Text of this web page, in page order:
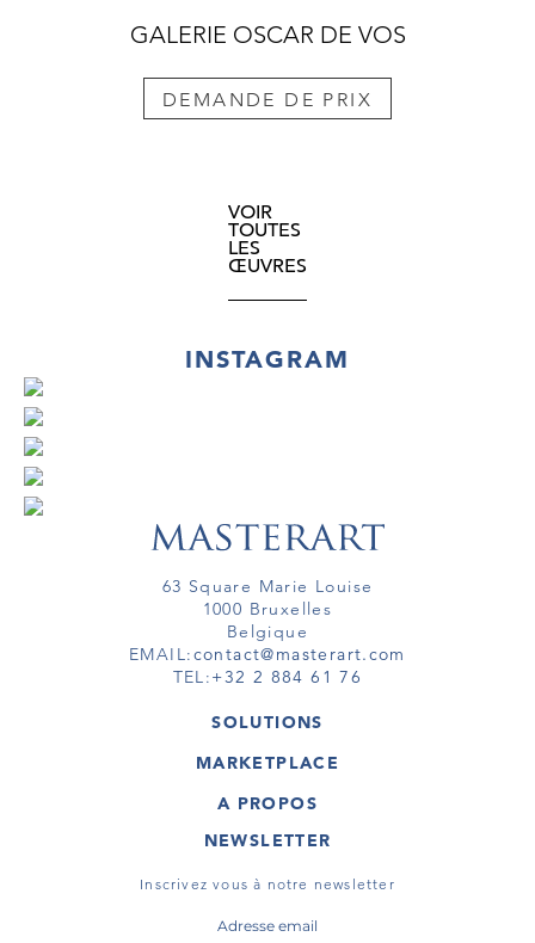
GALERIE OSCAR DE VOS
DEMANDE DE PRIX
VOIR
TOUTES
LES
ŒUVRES
INSTAGRAM
63 Square Marie Louise
1000 Bruxelles
Belgique
EMAIL:contact@masterart.com
TEL:+32 2 884 61 76
SOLUTIONS
GALERIE
ARTISTE
TOUR VIRTUEL
MARKETPLACE
OEUVRES D'ART
TOURS VIRTUELS
A PROPOS
MASTERART
CONDITIONS GÉNÉRALES
NEWSLETTER
Inscrivez vous à notre newsletter